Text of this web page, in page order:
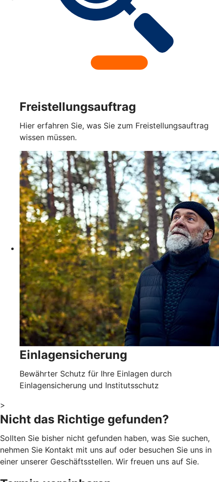
Freistellungsauftrag
Hier erfahren Sie, was Sie zum Freistellungsauftrag
wissen müssen.
Einlagensicherung
Bewährter Schutz für Ihre Einlagen durch
Einlagensicherung und Institutsschutz
>
Nicht das Richtige gefunden?
Sollten Sie bisher nicht gefunden haben, was Sie suchen,
nehmen Sie Kontakt mit uns auf oder besuchen Sie uns in
einer unserer Geschäftsstellen. Wir freuen uns auf Sie.